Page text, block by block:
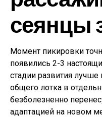
сеянцы
Момент пикировки
появились 2-3
стадии развития
общего лотка в
безболезненно
адаптацией на новом